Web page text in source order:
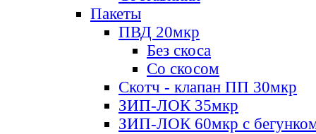
Пакеты
ПВД 20мкр
Без скоса
Со скосом
Скотч - клапан ПП 30мкр
ЗИП-ЛОК 35мкр
ЗИП-ЛОК 60мкр с